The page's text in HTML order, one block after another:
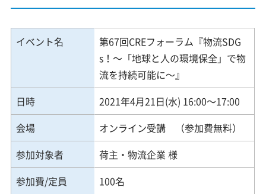
イベント名
第67回CREフォーラム『物流SDG
s！～「地球と人の環境保全」で物
流を持続可能に～』
日時
2021年4月21日(水) 16:00～17:00
会場
オンライン受講 （参加費無料）
参加対象者
荷主・物流企業 様
参加費/定員
100名